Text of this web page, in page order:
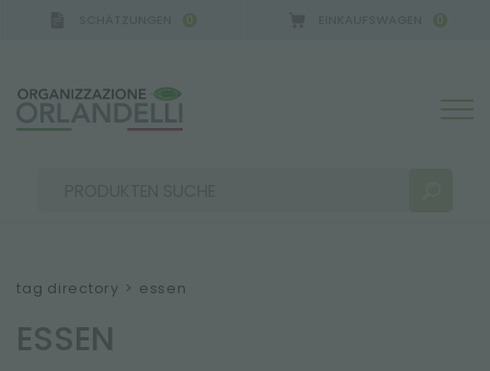
0 0
SUCHERGEBNISSE:
tag directory > essen
ESSEN